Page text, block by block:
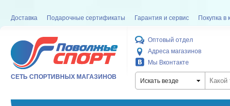
Доставка Подарочные сертификаты Гарантия и сервис Покупка в
СЕТЬ СПОРТИВНЫХ МАГАЗИНОВ
Оптовый отдел
Адреса магазинов
Мы Вконтакте
Искать везде